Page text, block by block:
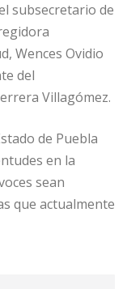
subsecretario de
Wences Ovidio
del
Villagómez.
de Puebla
en la
sean
que actualmente